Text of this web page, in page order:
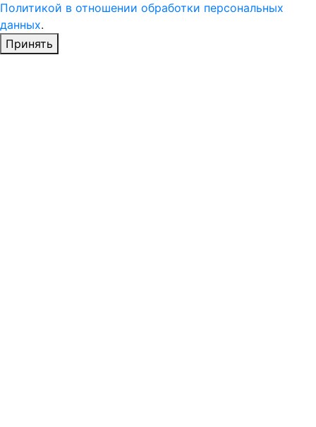
Политикой в отношении обработки персональных
данных.
Принять